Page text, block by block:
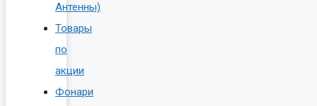
Антенны)
Товары
по
акции
Фонари